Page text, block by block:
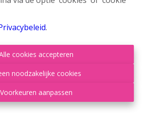
.
cookies accepteren
noodzakelijke cookies
Voorkeuren aanpassen